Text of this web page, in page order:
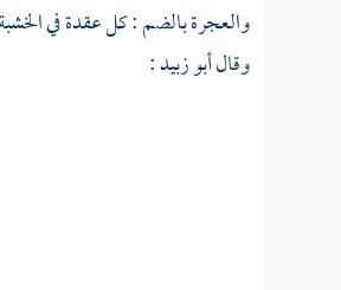
والعجرة بالضم : كل عقدة في
وقالأبو زبيد: